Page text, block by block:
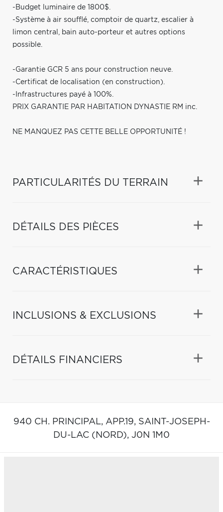
-Budget luminaire de 1800$.
-Système à air soufflé, comptoir de quartz, escalier à
limon central, bain auto-porteur et autres options
possible.
-Garantie GCR 5 ans pour construction neuve.
-Certificat de localisation (en construction).
-Infrastructures payé à 100%.
PRIX GARANTIE PAR HABITATION DYNASTIE RM inc.
NE MANQUEZ PAS CETTE BELLE OPPORTUNITÉ !
PARTICULARITÉS DU TERRAIN
DÉTAILS DES PIÈCES
CARACTÉRISTIQUES
INCLUSIONS & EXCLUSIONS
DÉTAILS FINANCIERS
940 CH. PRINCIPAL, APP.19, SAINT-JOSEPH-
DU-LAC (NORD), J0N 1M0